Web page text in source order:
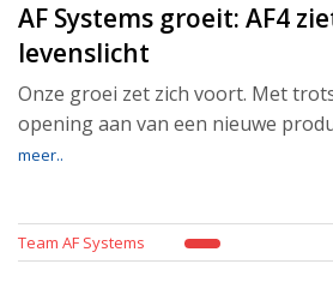
AF Systems groeit: AF4
levenslicht
Onze groei zet zich voort. Met
opening aan van een nieuwe
meer..
Team AF Systems